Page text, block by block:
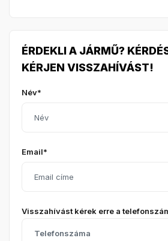
ÉRDEKLI A JÁRMŰ?
KÉRJEN VISSZAHÍVÁST!
Név*
Email*
Visszahívást kérek erre a